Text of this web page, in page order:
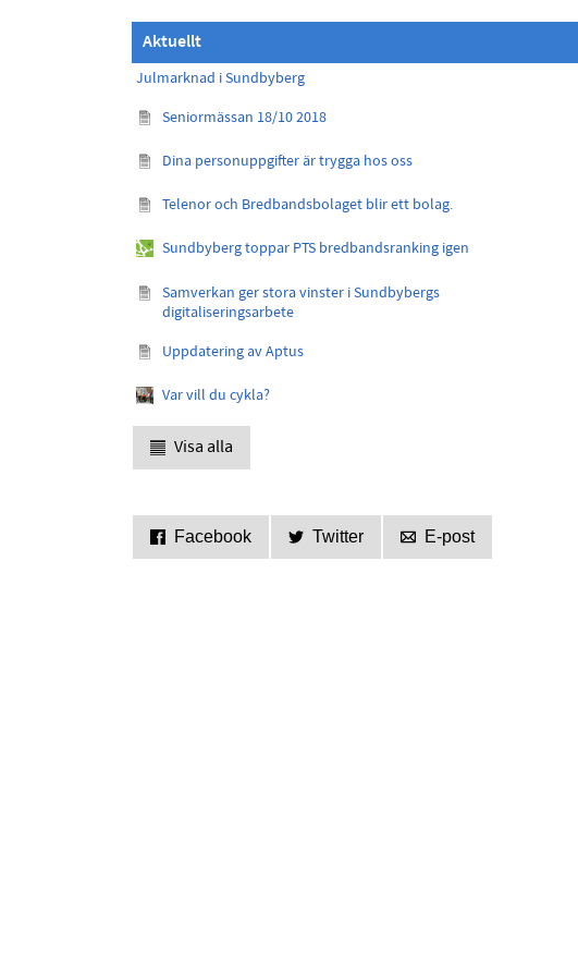
Aktuellt
Julmarknad i Sundbyberg
Seniormässan 18/10 2018
Dina personuppgifter är trygga hos oss
Telenor och Bredbandsbolaget blir ett bolag.
Sundbyberg toppar PTS bredbandsranking igen
Samverkan ger stora vinster i Sundbybergs
digitaliseringsarbete
Uppdatering av Aptus
Var vill du cykla?
Visa alla
Facebook Twitter E-post